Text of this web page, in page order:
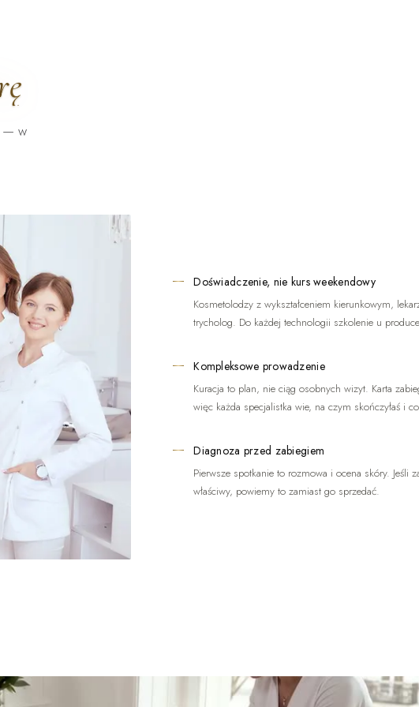
— w
Doświadczenie, nie kurs weekendowy
Kosmetolodzy z wykształceniem kierunkowym,
trycholog. Do każdej technologii szkolenie u
Kompleksowe prowadzenie
Kuracja to plan, nie ciąg osobnych wizyt. Karta
więc każda specjalistka wie, na czym skończyłaś i
Diagnoza przed zabiegiem
Pierwsze spotkanie to rozmowa i ocena skóry. Jeśli
właściwy, powiemy to zamiast go sprzedać.